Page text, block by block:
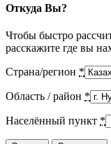
Откуда Вы?
Чтобы быстро
расскажите где вы
Страна/регион *
Область / район *
Населённый пункт *